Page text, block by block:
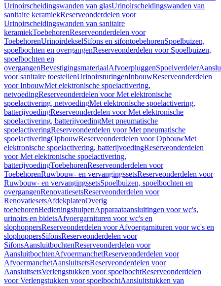
Urinoirscheidingswanden van glasUrinoirscheidingswanden van
sanitaire keramiekReserveonderdelen voor
Urinoirscheidingswanden van sanitaire
keramiekToebehorenReserveonderdelen voor
ToebehorenUrinoirdekselSifons en sifontoebehorenSpoelbuizen,
spoelbochten en overgangenReserveonderdelen voor Spoelbuizen,
spoelbochten en
overgangenBevestigingsmateriaalAfvoerpluggenSpoelverdeler
voor sanitaire toestellenUrinoirsturingenInbouwReserveonderdelen
voor InbouwMet elektronische spoelactivering,
netvoedingReserveonderdelen voor Met elektronische
spoelactivering, netvoedingMet elektronische spoelactivering,
batterijvoedingReserveonderdelen voor Met elektronische
spoelactivering, batterijvoedingMet pneumatische
spoelactiveringReserveonderdelen voor Met pneumatische
spoelactiveringOpbouwReserveonderdelen voor OpbouwMet
elektronische spoelactivering, batterijvoedingReserveonderdelen
voor Met elektronische spoelactivering,
batterijvoedingToebehorenReserveonderdelen voor
ToebehorenRuwbouw- en vervangingssetsReserveonderdelen voor
Ruwbouw- en vervangingssetsSpoelbuizen, spoelbochten en
overgangenRenovatiesetsReserveonderdelen voor
RenovatiesetsAfdekplatenOverig
toebehorenBedieningshulpenApparaataansluitingen voor wc's,
urinoirs en bidetsAfvoergarnituren voor wc's en
slophoppersReserveonderdelen voor Afvoergarnituren voor wc's en
slophoppersSifonsReserveonderdelen voor
SifonsAansluitbochtenReserveonderdelen voor
AansluitbochtenAfvoermanchetReserveonderdelen voor
AfvoermanchetAansluitsetsReserveonderdelen voor
AansluitsetsVerlengstukken voor spoelbochtReserveonderdelen
voor Verlengstukken voor spoelbochtAansluitstukken van